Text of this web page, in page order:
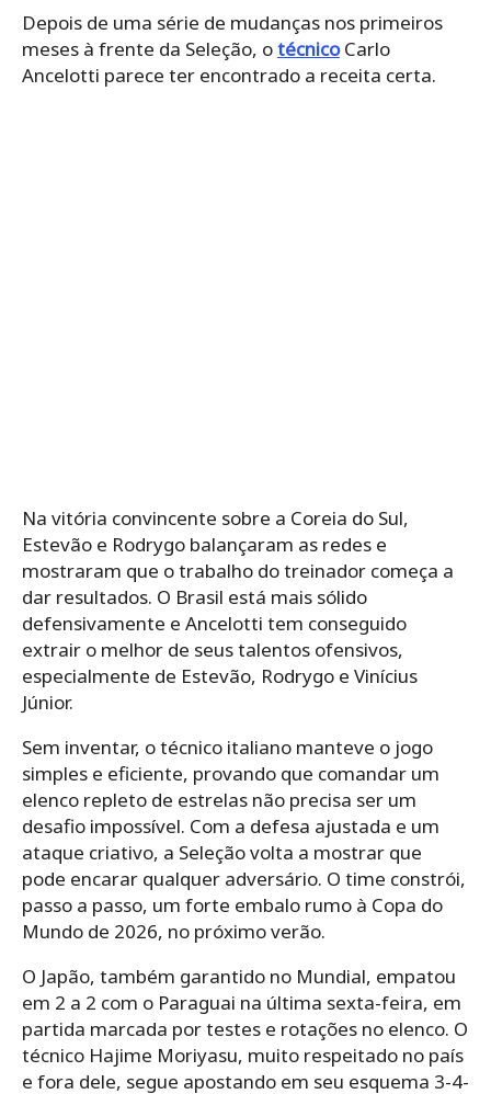
Depois de uma série de mudanças nos primeiros
meses à frente da Seleção, otécnicoCarlo
Ancelotti parece ter encontrado a receita certa.
Na vitória convincente sobre a Coreia do Sul,
Estevão e Rodrygo balançaram as redes e
mostraram que o trabalho do treinador começa a
dar resultados. O Brasil está mais sólido
defensivamente e Ancelotti tem conseguido
extrair o melhor de seus talentos ofensivos,
especialmente de Estevão, Rodrygo e Vinícius
Júnior.
Sem inventar, o técnico italiano manteve o jogo
simples e eficiente, provando que comandar um
elenco repleto de estrelas não precisa ser um
desafio impossível. Com a defesa ajustada e um
ataque criativo, a Seleção volta a mostrar que
pode encarar qualquer adversário. O time constrói,
passo a passo, um forte embalo rumo à Copa do
Mundo de 2026, no próximo verão.
O Japão, também garantido no Mundial, empatou
em 2 a 2 com o Paraguai na última sexta-feira, em
partida marcada por testes e rotações no elenco. O
técnico Hajime Moriyasu, muito respeitado no país
e fora dele, segue apostando em seu esquema 3-4-